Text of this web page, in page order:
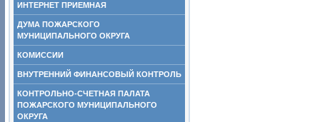
ИНТЕРНЕТ ПРИЕМНАЯ
ДУМА ПОЖАРСКОГО
МУНИЦИПАЛЬНОГО ОКРУГА
КОМИССИИ
ВНУТРЕННИЙ ФИНАНСОВЫЙ КОНТРОЛЬ
КОНТРОЛЬНО-СЧЕТНАЯ ПАЛАТА
ПОЖАРСКОГО МУНИЦИПАЛЬНОГО
ОКРУГА